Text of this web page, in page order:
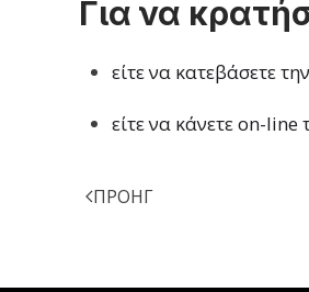
Για να
είτε να κατεβάσετε
είτε να κάνετε on-
ΠΡΟΗΓ